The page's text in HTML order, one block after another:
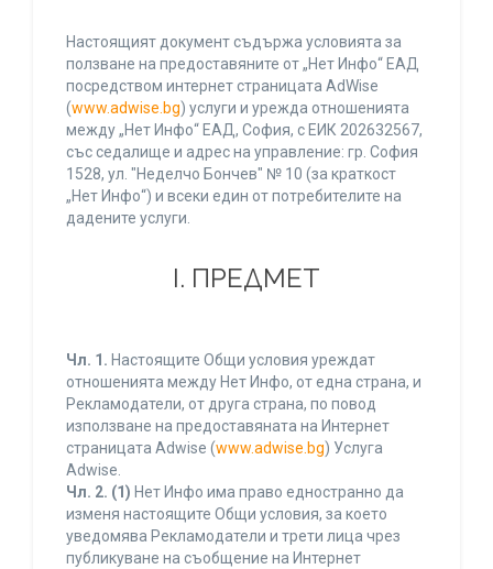
Настоящият документ съдържа условията за
ползване на предоставяните от „Нет Инфо“ ЕАД
посредством интернет страницата AdWise
(www.adwise.bg) услуги и урежда отношенията
между „Нет Инфо“ ЕАД, София, с ЕИК 202632567,
със седалище и адрес на управление: гр. София
1528, ул. "Неделчо Бончев" № 10 (за краткост
„Нет Инфо“) и всеки един от потребителите на
дадените услуги.
І. ПРЕДМЕТ
Чл. 1. Настоящите Общи условия уреждат
отношенията между Нет Инфо, от една страна, и
Рекламодатели, от друга страна, по повод
използване на предоставяната на Интернет
страницата Adwise (www.adwise.bg) Услуга
Adwise.
Чл. 2. (1) Нет Инфо има право едностранно да
изменя настоящите Общи условия, за което
уведомява Рекламодатели и трети лица чрез
публикуване на съобщение на Интернет